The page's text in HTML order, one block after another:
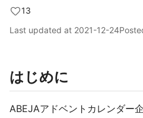
13
Last updated at 2021-12-24
はじめに
ABEJAアドベントカレンダー